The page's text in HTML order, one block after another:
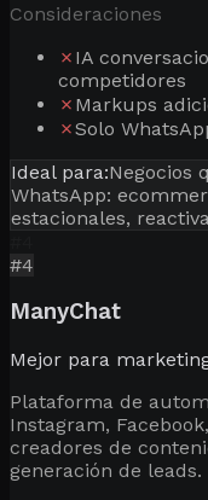
Consideraciones
✗ IA
competidores
✗ Markups
✗Solo
Ideal para:Negocios
WhatsApp:
estacionales,
#4
ManyChat
Mejor para
Plataforma de
Instagram,
creadores de
generación de leads.